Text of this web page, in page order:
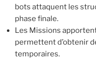
bots attaquent les
phase finale.
Les Missions
permettent d’obtenir
temporaires.